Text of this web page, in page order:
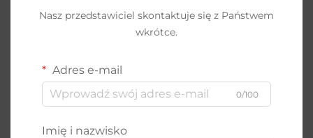
Nasz przedstawiciel skontaktuje się z Państwem
wkrótce.
Adres e-mail
0/100
Imię i nazwisko